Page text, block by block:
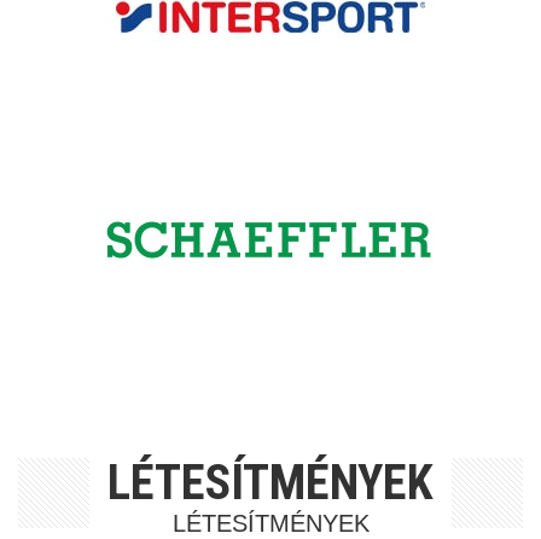
LÉTESÍTMÉNYEK
LÉTESÍTMÉNYEK